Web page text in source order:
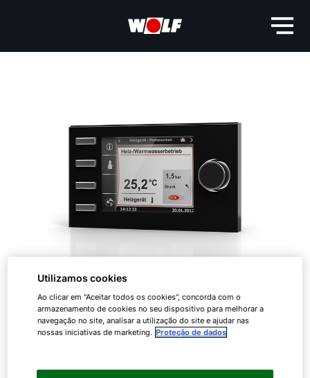
Utilizamos cookies
Ao clicar em "Aceitar todos os cookies", concorda com o
armazenamento de cookies no seu dispositivo para melhorar a
navegação no site, analisar a utilização do site e ajudar nas
nossas iniciativas de marketing. Proteção de dados